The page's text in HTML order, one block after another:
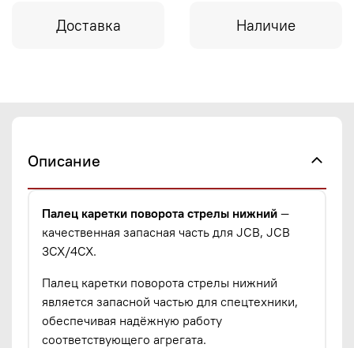
Доставка Наличие
Описание
Палец каретки поворота стрелы нижний —
качественная запасная часть для JCB, JCB
3CX/4CX.
Палец каретки поворота стрелы нижний
является запасной частью для спецтехники,
обеспечивая надёжную работу
соответствующего агрегата.